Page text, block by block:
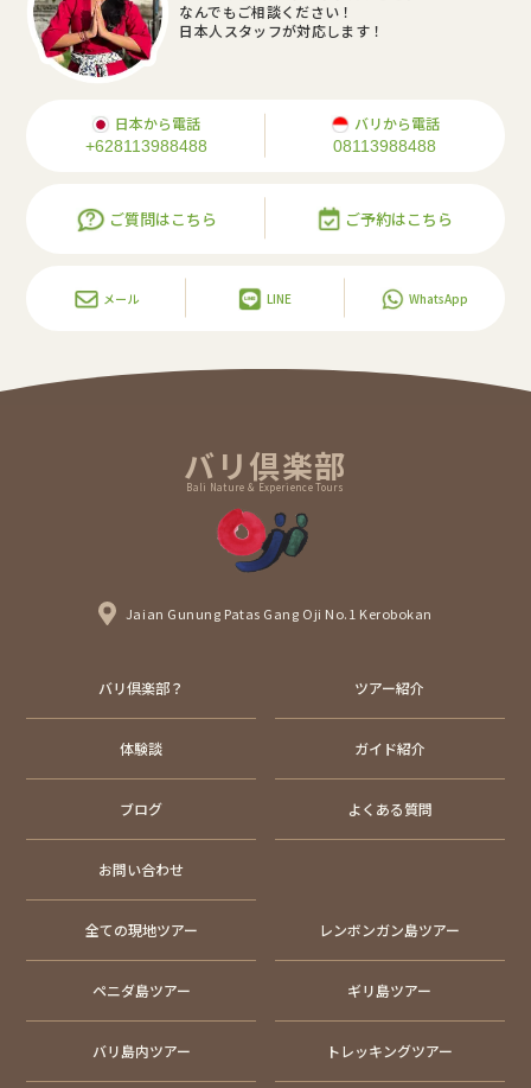
なんでもご相談ください！
日本人スタッフが対応します！
日本から電話
+628113988488
バリから電話
08113988488
ご質問はこちら ご予約はこちら
メール LINE WhatsApp
バリ倶楽部
Bali Nature & Experience Tours
Jaian Gunung Patas Gang Oji No.1 Kerobokan
バリ倶楽部？ ツアー紹介
体験談 ガイド紹介
ブログ よくある質問
お問い合わせ
全ての現地ツアー レンボンガン島ツアー
ペニダ島ツアー ギリ島ツアー
バリ島内ツアー トレッキングツアー